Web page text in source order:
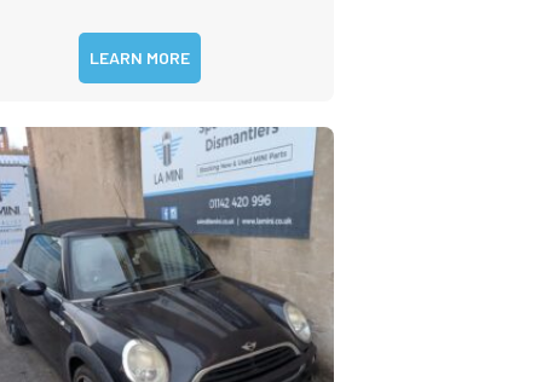
LEARN MORE